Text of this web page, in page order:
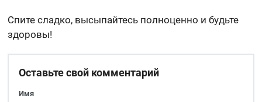
Спите сладко, высыпайтесь полноценно и будьте
здоровы!
Оставьте свой комментарий
Имя